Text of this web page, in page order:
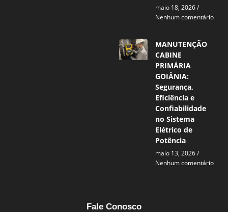
maio 18, 2026
Nenhum comentário
MANUTENÇÃO
CABINE
PRIMÁRIA
GOIÂNIA:
Segurança,
Eficiência e
Confiabilidade
no Sistema
Elétrico de
Potência
maio 13, 2026
Nenhum comentário
Fale Conosco